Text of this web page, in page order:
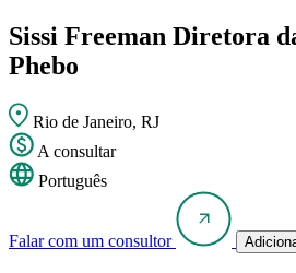
Sissi Freeman Diretora
Phebo
Rio de Janeiro, RJ
A consultar
Português
Falar com um consultor